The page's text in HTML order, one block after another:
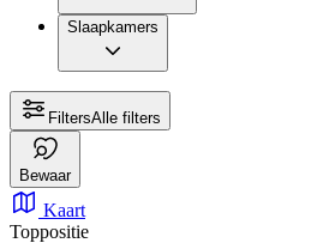
Slaapkamers
FiltersAlle filters
Bewaar
Kaart
Toppositie